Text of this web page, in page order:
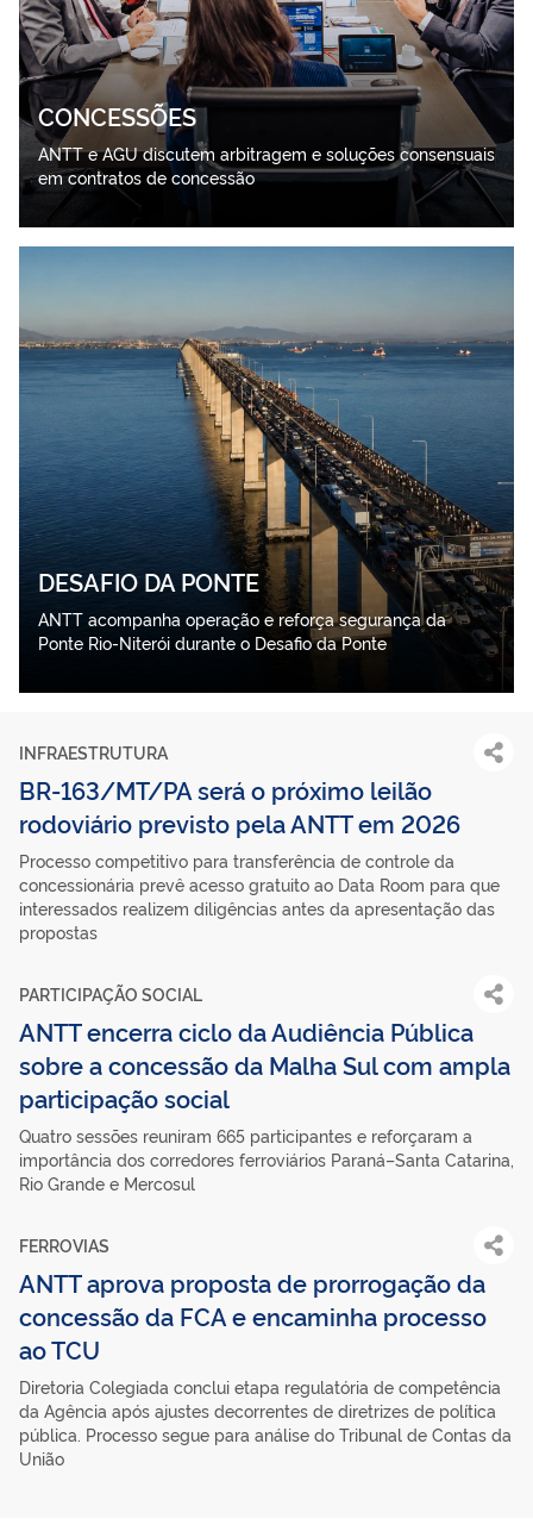
CONCESSÕES
ANTT e AGU discutem arbitragem e soluções consensuais
em contratos de concessão
DESAFIO DA PONTE
ANTT acompanha operação e reforça segurança da
Ponte Rio-Niterói durante o Desafio da Ponte
INFRAESTRUTURA
BR-163/MT/PA será o próximo leilão
rodoviário previsto pela ANTT em 2026
Processo competitivo para transferência de controle da
concessionária prevê acesso gratuito ao Data Room para que
interessados realizem diligências antes da apresentação das
propostas
PARTICIPAÇÃO SOCIAL
ANTT encerra ciclo da Audiência Pública
sobre a concessão da Malha Sul com ampla
participação social
Quatro sessões reuniram 665 participantes e reforçaram a
importância dos corredores ferroviários Paraná–Santa Catarina,
Rio Grande e Mercosul
FERROVIAS
ANTT aprova proposta de prorrogação da
concessão da FCA e encaminha processo
ao TCU
Diretoria Colegiada conclui etapa regulatória de competência
da Agência após ajustes decorrentes de diretrizes de política
pública. Processo segue para análise do Tribunal de Contas da
União